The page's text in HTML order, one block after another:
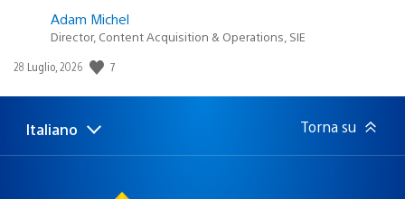
Adam Michel
Director, Content Acquisition & Operations, SIE
Data
pubblicazione:
28 Luglio, 2026 7
Seleziona
una
Regione
attuale:
Italiano Torna su